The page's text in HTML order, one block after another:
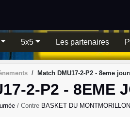
5x5 Les partenaires
Match DMU17-2-P2 - 8eme
2-P2 - 8EME
/ Contre BASKET DU